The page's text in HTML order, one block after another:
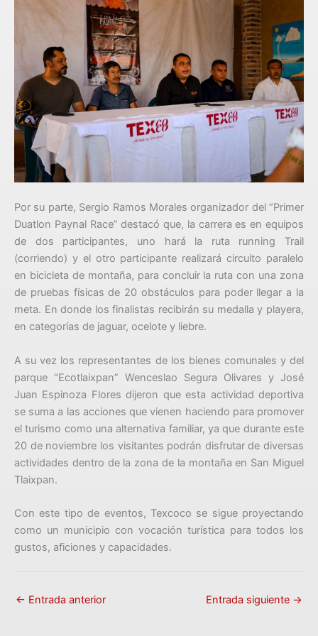
Por su parte, Sergio Ramos Morales organizador del “Primer
Duatlon Paynal Race” destacó que, la carrera es en equipos
de dos participantes, uno hará la ruta running Trail
(corriendo) y el otro participante realizará circuito paralelo
en bicicleta de montaña, para concluir la ruta con una zona
de pruebas físicas de 20 obstáculos para poder llegar a la
meta. En donde los finalistas recibirán su medalla y playera,
en categorías de jaguar, ocelote y liebre.
A su vez los representantes de los bienes comunales y del
parque “Ecotlaixpan” Wenceslao Segura Olivares y José
Juan Espinoza Flores dijeron que esta actividad deportiva
se suma a las acciones que vienen haciendo para promover
el turismo como una alternativa familiar, ya que durante este
20 de noviembre los visitantes podrán disfrutar de diversas
actividades dentro de la zona de la montaña en San Miguel
Tlaixpan.
Con este tipo de eventos, Texcoco se sigue proyectando
como un municipio con vocación turística para todos los
gustos, aficiones y capacidades.
← Entrada anterior Entrada siguiente →